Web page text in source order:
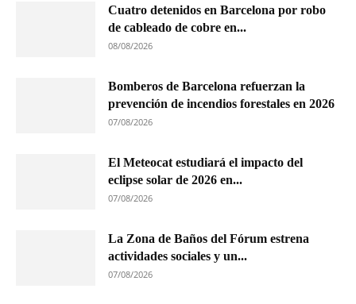
Cuatro detenidos en Barcelona por robo
de cableado de cobre en...
08/08/2026
Bomberos de Barcelona refuerzan la
prevención de incendios forestales en 2026
07/08/2026
El Meteocat estudiará el impacto del
eclipse solar de 2026 en...
07/08/2026
La Zona de Baños del Fórum estrena
actividades sociales y un...
07/08/2026